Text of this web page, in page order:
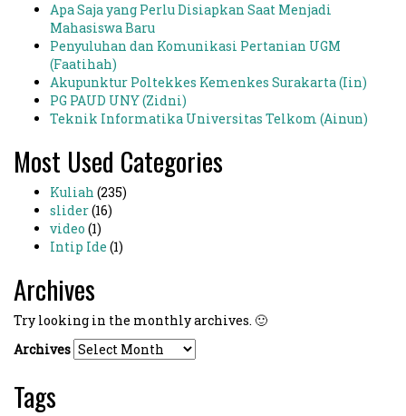
Apa Saja yang Perlu Disiapkan Saat Menjadi
Mahasiswa Baru
Penyuluhan dan Komunikasi Pertanian UGM
(Faatihah)
Akupunktur Poltekkes Kemenkes Surakarta (Iin)
PG PAUD UNY (Zidni)
Teknik Informatika Universitas Telkom (Ainun)
Most Used Categories
Kuliah (235)
slider(16)
video (1)
Intip Ide (1)
Archives
Try looking in the monthly archives. 🙂
Archives
Tags